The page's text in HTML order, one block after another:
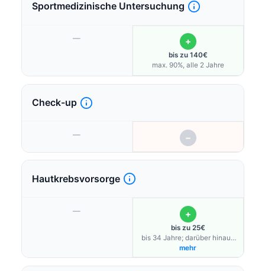
Sportmedizinische Untersuchung
— +
bis zu 140€
max. 90%, alle 2 Jahre
Check-up
— −
Hautkrebsvorsorge
— +
bis zu 25€
bis 34 Jahre; darüber hinaus
Online-Hautcheck
(Hautauffälligkeiten beliebig
oft, 2x pro Jahr Begutachtung
mehr